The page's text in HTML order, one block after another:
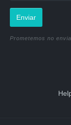
Enviar
Prometemos no